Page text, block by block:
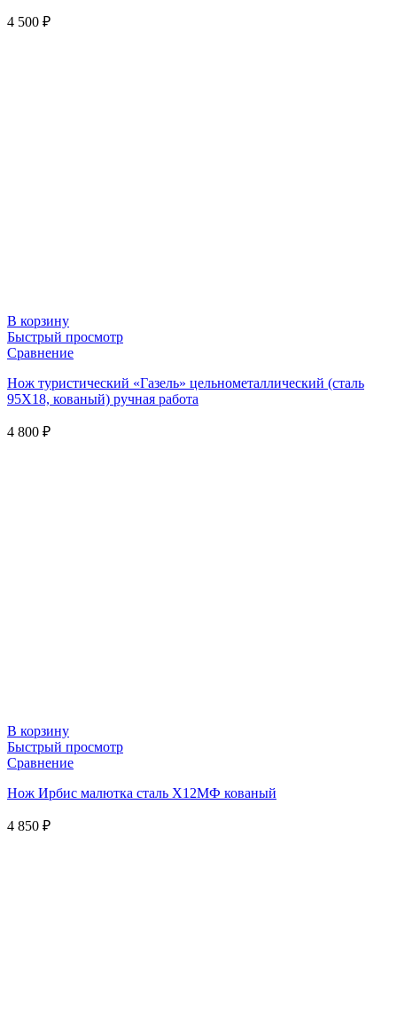
4 500 ₽
В корзину
Быстрый просмотр
Сравнение
Нож туристический «Газель» цельнометаллический (сталь
95Х18, кованый) ручная работа
4 800 ₽
В корзину
Быстрый просмотр
Сравнение
Нож Ирбис малютка сталь Х12МФ кованый
4 850 ₽